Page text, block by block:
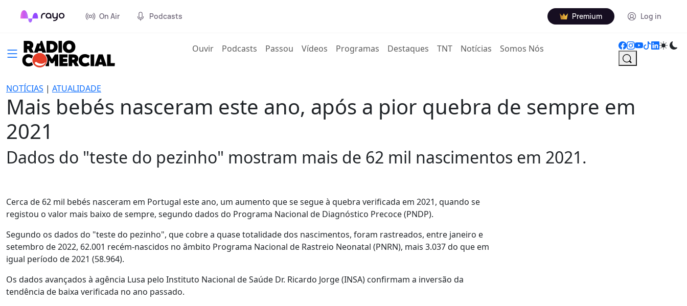
On Air Podcasts Premium Log in
Ouvir(current)
Podcasts Passou Vídeos Programas Destaques TNT Notícias Somos Nós
NOTÍCIAS | ATUALIDADE
Mais bebés nasceram este ano, após a pior quebra de sempre em
2021
Dados do "teste do pezinho" mostram mais de 62 mil nascimentos em 2021.
Cerca de 62 mil bebés nasceram em Portugal este ano, um aumento que se segue à quebra verificada em 2021, quando se
registou o valor mais baixo de sempre, segundo dados do Programa Nacional de Diagnóstico Precoce (PNDP).
Segundo os dados do "teste do pezinho", que cobre a quase totalidade dos nascimentos, foram rastreados, entre janeiro e
setembro de 2022, 62.001 recém-nascidos no âmbito Programa Nacional de Rastreio Neonatal (PNRN), mais 3.037 do que em
igual período de 2021 (58.964).
Os dados avançados à agência Lusa pelo Instituto Nacional de Saúde Dr. Ricardo Jorge (INSA) confirmam a inversão da
tendência de baixa verificada no ano passado.